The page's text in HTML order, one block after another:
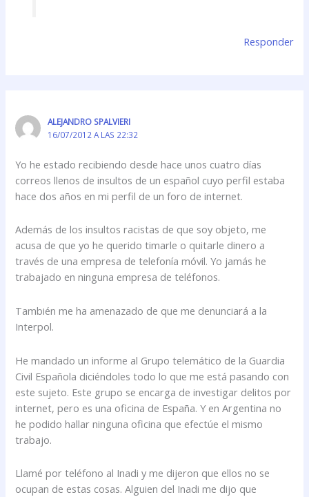
Responder
ALEJANDRO SPALVIERI
16/07/2012 A LAS 22:32
Yo he estado recibiendo desde hace unos cuatro días
correos llenos de insultos de un español cuyo perfil estaba
hace dos años en mi perfil de un foro de internet.
Además de los insultos racistas de que soy objeto, me
acusa de que yo he querido timarle o quitarle dinero a
través de una empresa de telefonía móvil. Yo jamás he
trabajado en ninguna empresa de teléfonos.
También me ha amenazado de que me denunciará a la
Interpol.
He mandado un informe al Grupo telemático de la Guardia
Civil Española diciéndoles todo lo que me está pasando con
este sujeto. Este grupo se encarga de investigar delitos por
internet, pero es una oficina de España. Y en Argentina no
he podido hallar ninguna oficina que efectúe el mismo
trabajo.
Llamé por teléfono al Inadi y me dijeron que ellos no se
ocupan de estas cosas. Alguien del Inadi me dijo que